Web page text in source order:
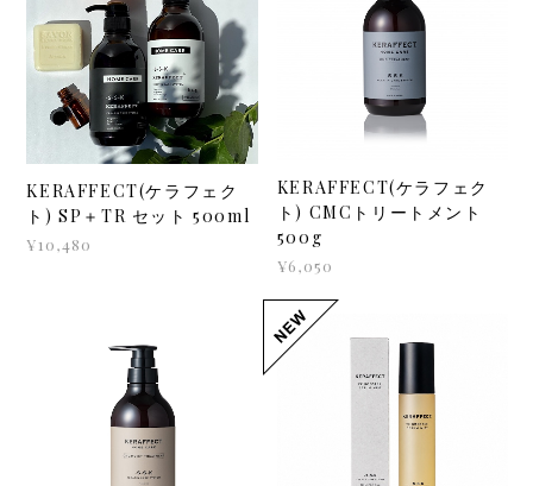
KERAFFECT(ケラフェク
ト) SP＋TR セット 500ml
¥10,480
KERAFFECT(ケラフェク
ト) CMCトリートメント
500g
¥6,050